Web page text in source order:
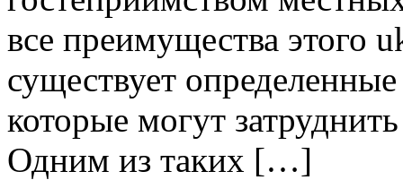
все преимущества этого
существует
которые могут
Одним из таких […]